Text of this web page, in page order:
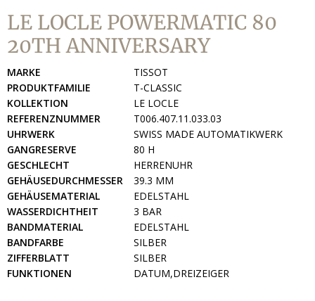
LE LOCLE POWERMATIC 80
20TH ANNIVERSARY
MARKE
TISSOT
PRODUKTFAMILIE
T-CLASSIC
KOLLEKTION
LE LOCLE
REFERENZNUMMER
T006.407.11.033.03
UHRWERK
SWISS MADE AUTOMATIKWERK
GANGRESERVE
80 H
GESCHLECHT
HERRENUHR
GEHÄUSEDURCHMESSER
39.3 MM
GEHÄUSEMATERIAL
EDELSTAHL
WASSERDICHTHEIT
3 BAR
BANDMATERIAL
EDELSTAHL
BANDFARBE
SILBER
ZIFFERBLATT
SILBER
FUNKTIONEN
DATUM,DREIZEIGER